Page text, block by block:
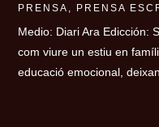
PRENSA , PRENSA
Medio: Diari Ara Edicción:
com viure un estiu en
educació emocional,